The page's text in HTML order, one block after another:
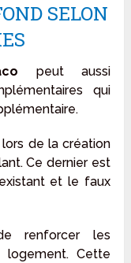
SELON
peut aussi
qui
de la création
Ce dernier est
et le faux
renforcer les
logement. Cette